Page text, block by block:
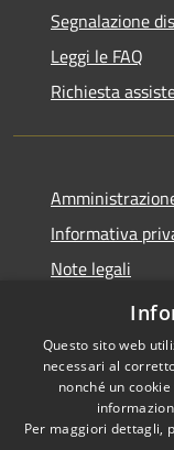
Segnalazione
Leggi le FAQ
Richiesta
Informativa
Note legali
Dichiarazione
Accessibilità
Questo sito web
necessari al
nonché un
Per maggiori dettagli,